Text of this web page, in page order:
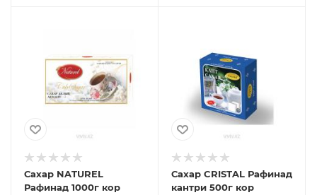
Сахар NATUREL
Рафинад 1000г кор
Сахар CRISTAL Рафинад
кантри 500г кор